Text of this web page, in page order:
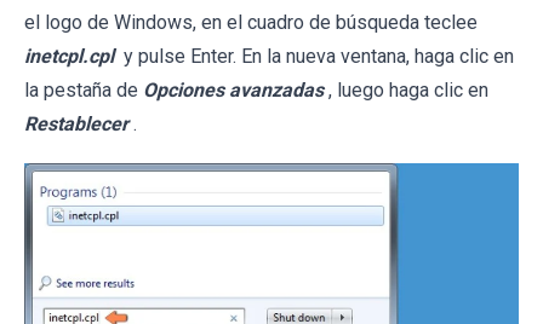
el logo de Windows, en el cuadro de búsqueda teclee
inetcpl.cpl y pulse Enter. En la nueva ventana, haga clic en
la pestaña de Opciones avanzadas , luego haga clic en
Restablecer .